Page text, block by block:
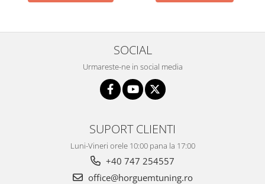
SOCIAL
Urmareste-ne in social media
SUPORT CLIENTI
Luni-Vineri orele 10:00 pana la 17:00
+40 747 254557
office@horguemtuning.ro